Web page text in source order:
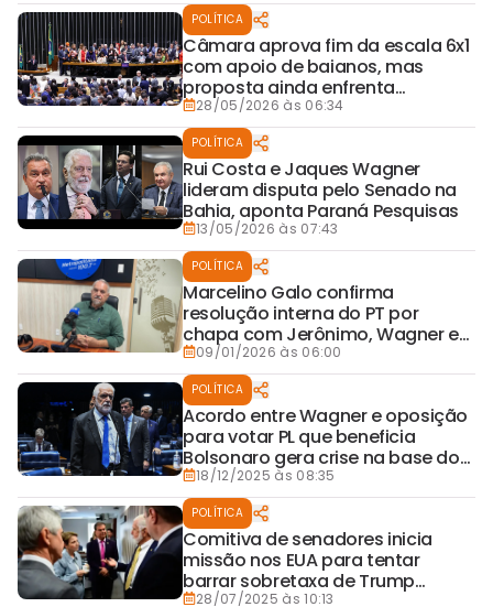
Brasil no 2 de Julho
POLÍTICA
Câmara aprova fim da escala 6x1
com apoio de baianos, mas
proposta ainda enfrenta
incertezas no Senado
28/05/2026 às 06:34
POLÍTICA
Rui Costa e Jaques Wagner
lideram disputa pelo Senado na
Bahia, aponta Paraná Pesquisas
13/05/2026 às 07:43
POLÍTICA
Marcelino Galo confirma
resolução interna do PT por
chapa com Jerônimo, Wagner e
Rui ao Senado
09/01/2026 às 06:00
POLÍTICA
Acordo entre Wagner e oposição
para votar PL que beneficia
Bolsonaro gera crise na base do
governo
18/12/2025 às 08:35
POLÍTICA
Comitiva de senadores inicia
missão nos EUA para tentar
barrar sobretaxa de Trump
28/07/2025 às 10:13